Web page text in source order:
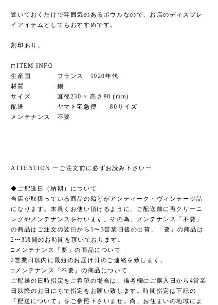
置いておくだけで雰囲気のあるボウルなので、お店のディスプレ
イアイテムとしてもおすすめです。
刻印あり。
◻︎ITEM INFO
生産国 フランス 1920年代
材質 錫
サイズ 直径230 × 高さ90 (mm)
配送 ヤマト宅急便 80サイズ
メンテナンス 不要
ATTENTION ーご注文前に必ずお読み下さいー
◆ご配送日（納期）について
当店が取扱っている商品の殆どがアンティーク・ヴィンテージ品
になります。末長くお使い頂けるように、ご配送前に再クリーニ
ングやメンテナンスを行います。その為、メンテナンス「不要」
の商品はご注文の翌日から1〜3営業日後の出荷、「要」の商品は
2〜3週間のお時間を頂いております。
□メンテナンス「要」の商品について
2営業日以内に最短のお届け日のご連絡を致します。
□メンテナンス「不要」の商品について
ご配送の日時指定をご希望の場合は、備考欄にご購入日から4営業
日以降のお日にちで指定をお願い致します。時間指定は下記の
「配送について」をご参照下さいませ。尚、お住まいの地域によ